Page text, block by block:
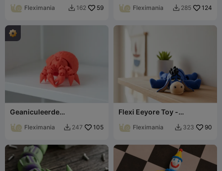
figuurFleximania  162 59
met Kroon
Fleximania  285 124
Geaniculeerde
getextureerde schelp
Fleximania  247 105
Flexi Eeyore Toy -
Companion
Fleximania  323 90